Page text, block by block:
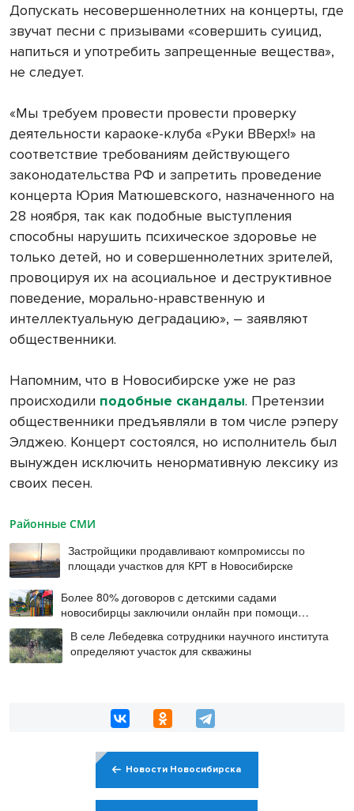
Допускать несовершеннолетних на концерты, где
звучат песни с призывами «совершить суицид,
напиться и употребить запрещенные вещества»,
не следует.
«Мы требуем провести провести проверку
деятельности караоке-клуба «Руки ВВерх!» на
соответствие требованиям действующего
законодательства РФ и запретить проведение
концерта Юрия Матюшевского, назначенного на
28 ноября, так как подобные выступления
способны нарушить психическое здоровье не
только детей, но и совершеннолетних зрителей,
провоцируя их на асоциальное и деструктивное
поведение, морально-нравственную и
интеллектуальную деградацию», – заявляют
общественники.
Напомним, что в Новосибирске уже не раз
происходили подобные скандалы. Претензии
общественники предъявляли в том числе рэперу
Элджею. Концерт состоялся, но исполнитель был
вынужден исключить ненормативную лексику из
своих песен.
Районные СМИ
Застройщики продавливают компромиссы по
площади участков для КРТ в Новосибирске
Более 80% договоров с детскими садами
новосибирцы заключили онлайн при помощи
цифровой подписи
В селе Лебедевка сотрудники научного института
определяют участок для скважины
Новости Новосибирска